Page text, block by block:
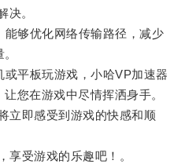
决。
够优化网络传输路径，减少
平板玩游戏，小哈VP加速器
您在游戏中尽情挥洒身手。
即感受到游戏的快感和顺
受游戏的乐趣吧！。